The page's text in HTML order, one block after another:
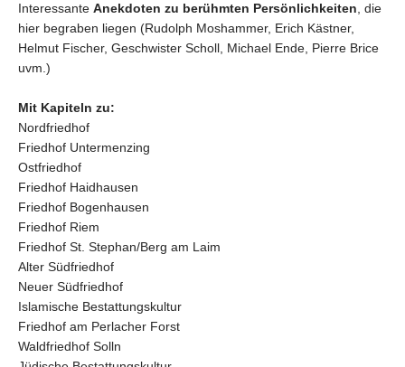
Interessante Anekdoten zu berühmten Persönlichkeiten, die
hier begraben liegen (Rudolph Moshammer, Erich Kästner,
Helmut Fischer, Geschwister Scholl, Michael Ende, Pierre Brice
uvm.)
Mit Kapiteln zu:
Nordfriedhof
Friedhof Untermenzing
Ostfriedhof
Friedhof Haidhausen
Friedhof Bogenhausen
Friedhof Riem
Friedhof St. Stephan/Berg am Laim
Alter Südfriedhof
Neuer Südfriedhof
Islamische Bestattungskultur
Friedhof am Perlacher Forst
Waldfriedhof Solln